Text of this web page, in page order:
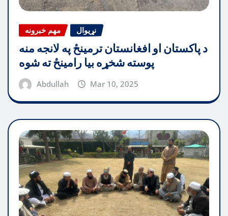
مهم خبرونه نړیوال
د پاکستان او افغانستان ترمینځ په لانجه منه
پوسته شخړه بیا رامینځ ته شوه
Abdullah Mar 10, 2025